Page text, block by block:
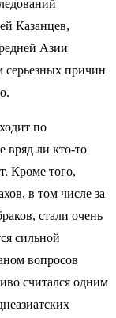
Казанцев,
Азии
серьезных причин
по
вряд ли кто-то
Кроме того,
в том числе за
стали очень
сильной
вопросов
считался одним